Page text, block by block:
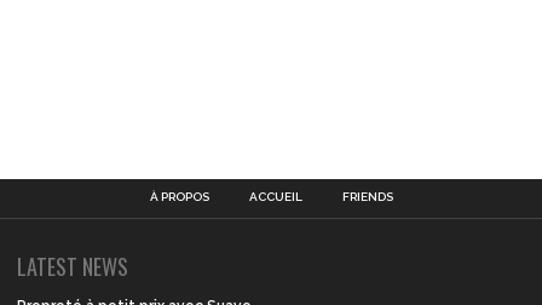
À PROPOS ACCUEIL FRIENDS
LATEST NEWS